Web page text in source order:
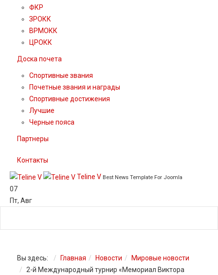
ФКР
ЗРОКК
ВРМОКК
ЦРОКК
Доска почета
Спортивные звания
Почетные звания и награды
Спортивные достижения
Лучшие
Черные пояса
Партнеры
Контакты
Teline V Best News Template For Joomla
07
Пт, Авг
Вы здесь: Главная Новости
Мировые новости
2-й Международный турнир «Мемориал Виктора